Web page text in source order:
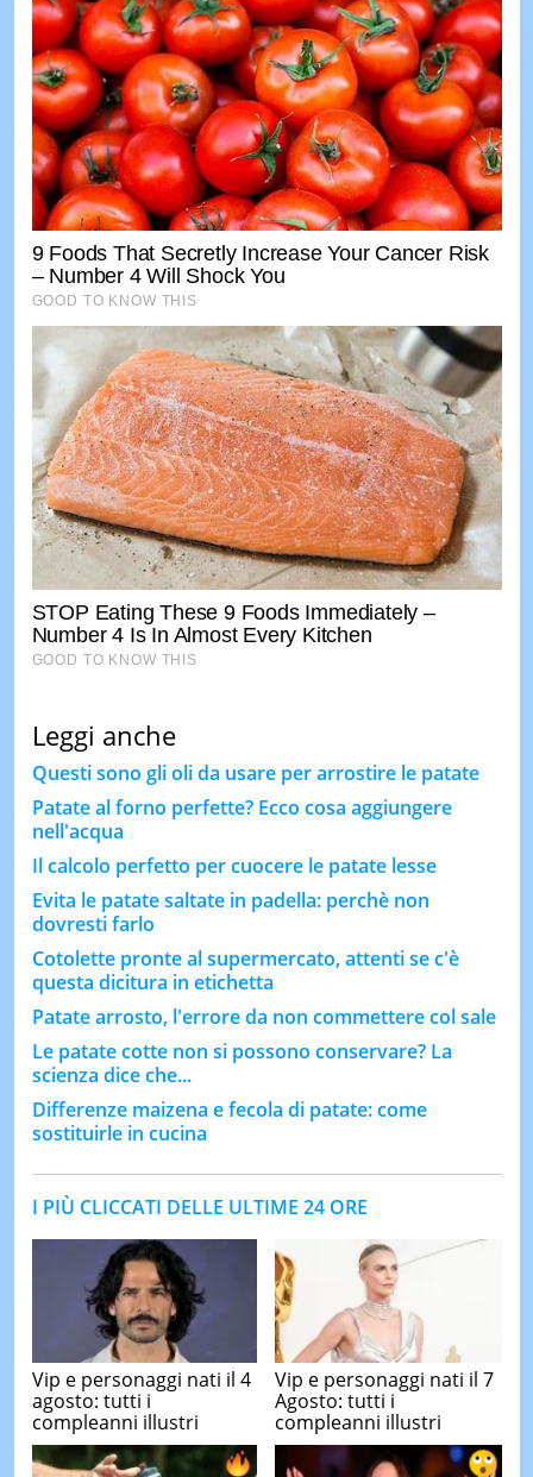
Leggi anche
Questi sono gli oli da usare per arrostire le patate
Patate al forno perfette? Ecco cosa aggiungere
nell'acqua
Il calcolo perfetto per cuocere le patate lesse
Evita le patate saltate in padella: perchè non
dovresti farlo
Cotolette pronte al supermercato, attenti se c'è
questa dicitura in etichetta
Patate arrosto, l'errore da non commettere col sale
Le patate cotte non si possono conservare? La
scienza dice che...
Differenze maizena e fecola di patate: come
sostituirle in cucina
I PIÙ CLICCATI DELLE ULTIME 24 ORE
Vip e personaggi nati il 4
agosto: tutti i
compleanni illustri
Vip e personaggi nati il 7
Agosto: tutti i
compleanni illustri